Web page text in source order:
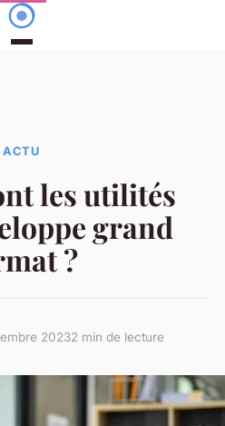
ACTU
les utilités
grand
?
20232 min de lecture